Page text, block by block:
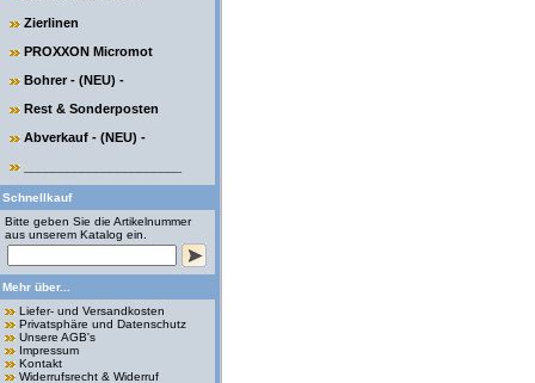
Zierlinen
PROXXON Micromot
Bohrer - (NEU) -
Rest & Sonderposten
Abverkauf - (NEU) -
Schnellkauf
Bitte geben Sie die Artikelnummer
aus unserem Katalog ein.
Mehr über...
Liefer- und Versandkosten
Privatsphäre und Datenschutz
Unsere AGB's
Impressum
Kontakt
Widerrufsrecht & Widerruf